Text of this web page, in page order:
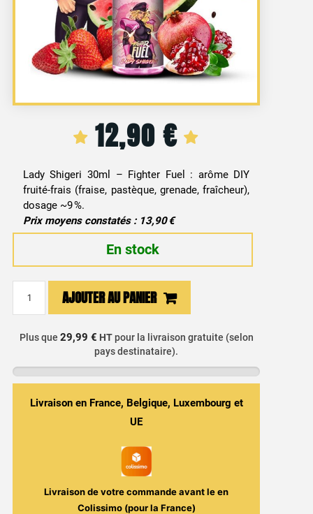
12,90€
Lady Shigeri 30ml – Fighter Fuel : arôme DIY
fruité-frais (fraise, pastèque, grenade, fraîcheur),
dosage ~9 %.
Prix moyens constatés : 13,90 €
En stock
Concentré
Pastèque,
Fraise
AJOUTER AU PANIER
Plus que 29,99 € HTpour la livraison gratuite (selon
pays destinataire).
Livraison en France, Belgique, Luxembourg et
UE
Livraison de votre commande avant leen
Colissimo (pour la France)